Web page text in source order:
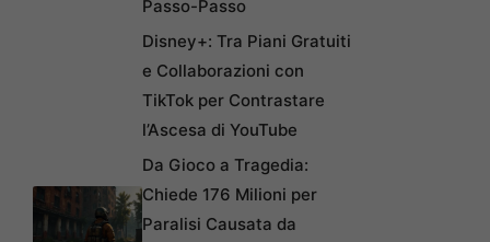
Passo-Passo
Disney+: Tra Piani Gratuiti
e Collaborazioni con
TikTok per Contrastare
l’Ascesa di YouTube
Da Gioco a Tragedia:
Chiede 176 Milioni per
Paralisi Causata da